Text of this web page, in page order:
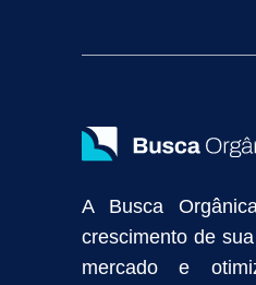
Anunciar na Internet
A Busca
crescimento de
mercado e